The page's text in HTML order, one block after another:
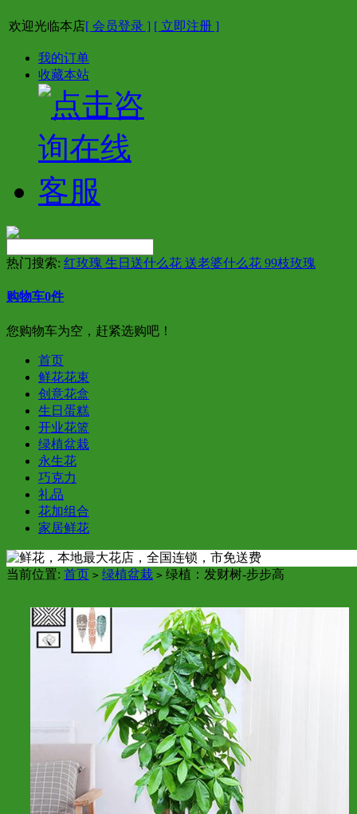
欢迎光临本店[ 会员登录 ] [ 立即注册 ]
我的订单
收藏本站
热门搜索: 红玫瑰 生日送什么花 送老婆什么花 99枝玫瑰
购物车0件
您购物车为空，赶紧选购吧！
首页
鲜花花束
创意花盒
生日蛋糕
开业花篮
绿植盆栽
永生花
巧克力
礼品
花加组合
家居鲜花
当前位置: 首页 > 绿植盆栽 > 绿植：发财树-步步高